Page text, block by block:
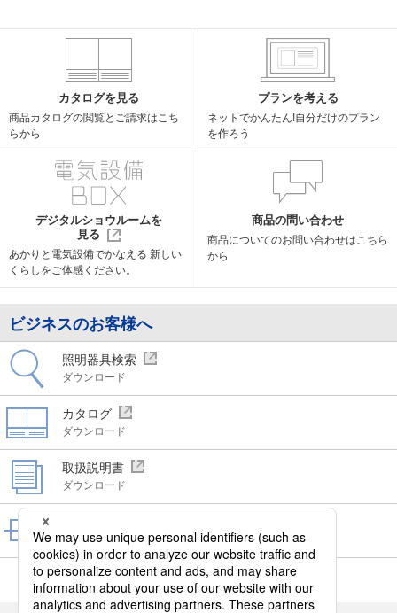
カタログを見る
商品カタログの閲覧と ご請求はこち
らから
プランを考える
ネットでかんたん!自分だけのプラン
を作ろう
デジタルショウルームを
見る
あかりと電気設備でかなえる 新しい
くらしをご体感ください。
商品の問い合わせ
商品についてのお問い合わせはこちら
から
ビジネスのお客様へ
照明器具検索
ダウンロード
カタログ
ダウンロード
取扱説明書
ダウンロード
ダウンロード